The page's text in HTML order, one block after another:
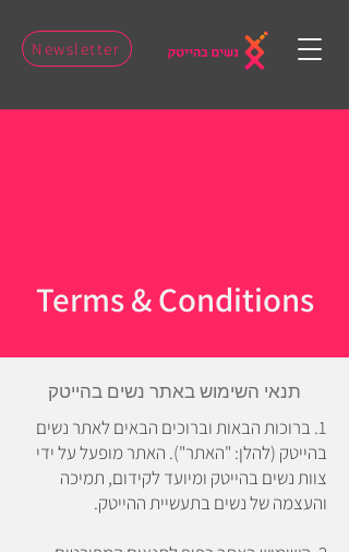
Newsletter
Terms & Conditions
תנאי השימוש באתר נשים בהייטק
1. ​ברוכות הבאות וברוכים הבאים לאתר נשים
בהייטק (להלן: "האתר"). האתר מופעל על ידי
צוות נשים בהייטק ומיועד לקידום, תמיכה
והעצמה של נשים בתעשיית ההייטק.